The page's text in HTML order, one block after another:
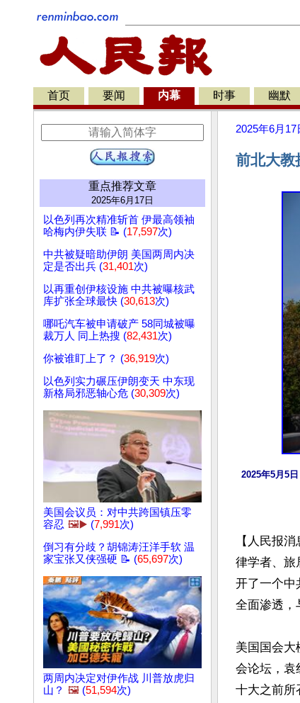
首页 要闻 内幕 时事 幽默
重点推荐文章
2025年6月17日
以色列再次精准斩首 伊最高领袖
哈梅内伊失联 📝 (17,597次)
中共被疑暗助伊朗 美国两周内决
定是否出兵 (31,401次)
以再重创伊核设施 中共被曝核武
库扩张全球最快 (30,613次)
哪吒汽车被申请破产 58同城被曝
裁万人 同上热搜 (82,431次)
你被谁盯上了？ (36,919次)
以色列实力碾压伊朗变天 中东现
新格局邪恶轴心危 (30,309次)
美国会议员：对中共跨国镇压零
容忍 🖼️▶️ (7,991次)
倒习有分歧？胡锦涛汪洋手软 温
家宝张又侠强硬 📝 (65,697次)
两周内决定对伊作战 川普放虎归
山？ 🖼️ (51,594次)
2025年6月17
前北大教
2025年5月5
【人民报
律学者、旅
开了一个中
全面渗透，
美国国会大
会论坛，袁
十大之前所